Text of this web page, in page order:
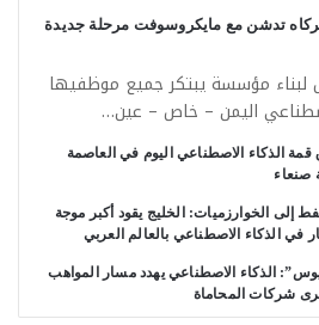
تدشن مع مايكروسوفت مرحلة جديدة
لبناء مؤسسة يبتكر جميع موظفيها
اليمن – خاص – عين…
قمة الذكاء الاصطناعي اليوم في العاصمة
صنعاء
إلى الخوارزميات: الخليج يقود أكبر موجة
في الذكاء الاصطناعي بالعالم العربي
الذكاء الاصطناعي يهدد مسار المواهب
شركات المحاماة